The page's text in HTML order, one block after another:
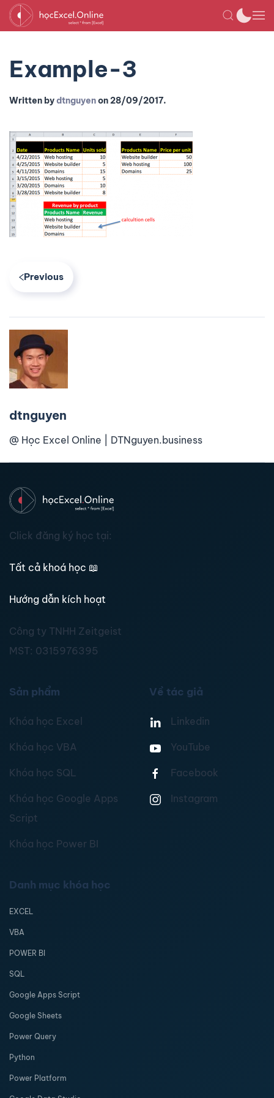
Example-3
Written bydtnguyenon28/09/2017.
Previous
dtnguyen
@ Học Excel Online | DTNguyen.business
Click đăng ký học tại:
Tất cả khoá học 📖
Hướng dẫn kích hoạt
Công ty TNHH Zeitgeist
MST: 0315976395
Sản phẩm
Khóa học Excel
Khóa học VBA
Khóa học SQL
Khóa học Google Apps
Script
Khóa học Power BI
Về tác giả
Linkedin
YouTube
Facebook
Instagram
Danh mục khóa học
EXCEL
VBA
POWER BI
SQL
Google Apps Script
Google Sheets
Power Query
Python
Power Platform